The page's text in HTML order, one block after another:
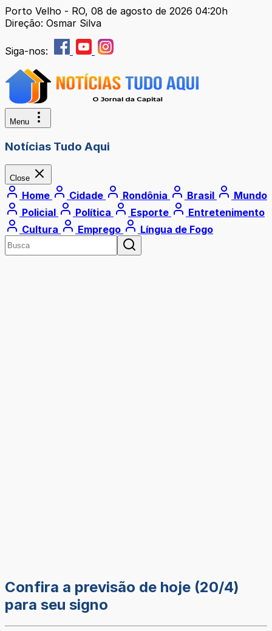
Porto Velho - RO, 08 de agosto de 2026 04:20h
Direção: Osmar Silva
Siga-nos:
Menu
Notícias Tudo Aqui
Close
Home Cidade Rondônia Brasil
Mundo
Policial
Política Esporte
Entretenimento
Cultura
Emprego Língua de Fogo
Confira a previsão de hoje (20/4)
para seu signo